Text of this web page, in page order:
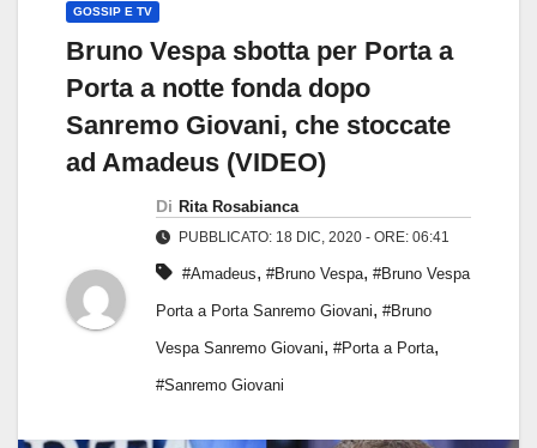
GOSSIP E TV
Bruno Vespa sbotta per Porta a
Porta a notte fonda dopo
Sanremo Giovani, che stoccate
ad Amadeus (VIDEO)
Di Rita Rosabianca
PUBBLICATO: 18 DIC, 2020 - ORE: 06:41
#Amadeus, #Bruno Vespa, #Bruno Vespa
Porta a Porta Sanremo Giovani, #Bruno
Vespa Sanremo Giovani, #Porta a Porta,
#Sanremo Giovani